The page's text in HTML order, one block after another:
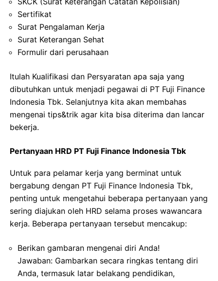
Sertifikat
Surat Pengalaman Kerja
Surat Keterangan Sehat
Formulir dari perusahaan
Itulah Kualifikasi dan Persyaratan apa saja yang
dibutuhkan untuk menjadi pegawai di PT Fuji Finance
Indonesia Tbk. Selanjutnya kita akan membahas
mengenai tips&trik agar kita bisa diterima dan lancar
bekerja.
Pertanyaan HRD PT Fuji Finance Indonesia Tbk
Untuk para pelamar kerja yang berminat untuk
bergabung dengan PT Fuji Finance Indonesia Tbk,
penting untuk mengetahui beberapa pertanyaan yang
sering diajukan oleh HRD selama proses wawancara
kerja. Beberapa pertanyaan tersebut mencakup:
Berikan gambaran mengenai diri Anda!
Jawaban: Gambarkan secara ringkas tentang diri
Anda, termasuk latar belakang pendidikan,